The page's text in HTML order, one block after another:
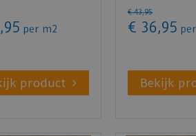
95 per m2
product
€ 43,95
€ 36,95
Bekijk